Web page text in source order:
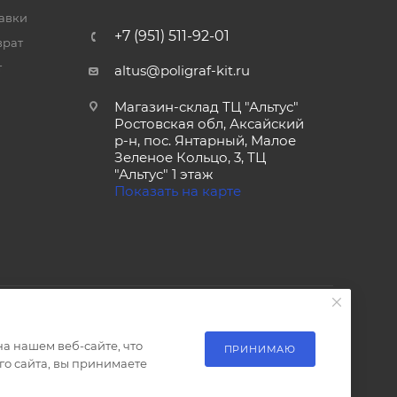
+7 (951) 511-92-01
altus@poligraf-kit.ru
Магазин-склад ТЦ "Альтус"
Ростовская обл, Аксайский
р-н, пос. Янтарный, Малое
Зеленое Кольцо, 3, ТЦ
"Альтус" 1 этаж
Показать на карте
нашем веб-сайте, что
сайта, вы принимаете
ПРИНИМАЮ